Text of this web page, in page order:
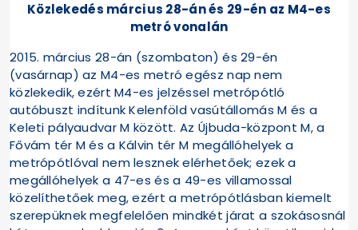
Közlekedés március 28-án és 29-én az M4-es
metró vonalán
2015. március 28-án (szombaton) és 29-én
(vasárnap) az M4-es metró egész nap nem
közlekedik, ezért M4-es jelzéssel metrópótló
autóbuszt indítunk Kelenföld vasútállomás M és a
Keleti pályaudvar M között. Az Újbuda-központ M, a
Fővám tér M és a Kálvin tér M megállóhelyek a
metrópótlóval nem lesznek elérhetőek; ezek a
megállóhelyek a 47-es és a 49-es villamossal
közelíthetőek meg, ezért a metrópótlásban kiemelt
szerepüknek megfelelően mindkét járat a szokásosnál